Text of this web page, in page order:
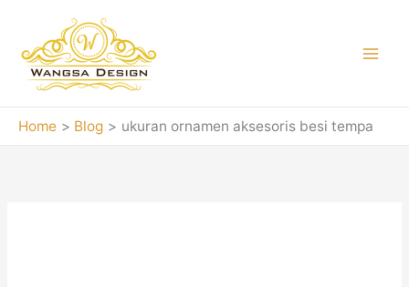
content
Home Blog ukuran ornamen aksesoris besi tempa